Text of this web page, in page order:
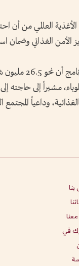
العالمي من أن
الأمن الغذائي وضمان
وأوضح
وداعياً
بنا
معنا
في